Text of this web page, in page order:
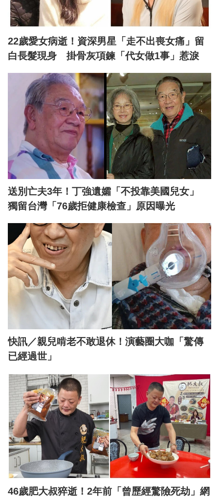
22歲愛女病逝！資深男星「走不出喪女痛」留
白長髮現身 掛骨灰項鍊「代女做1事」惹淚
送別亡夫3年！丁強遺孀「不投靠美國兒女」
獨留台灣「76歲拒健康檢查」原因曝光
快訊／親兒啃老不敢退休！演藝圈大咖「驚傳
已經過世」
46歲肥大叔猝逝！2年前「曾歷經驚險死劫」網